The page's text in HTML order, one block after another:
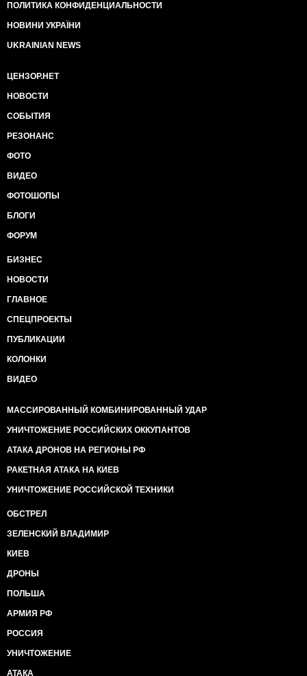
ПОЛИТИКА КОНФИДЕНЦИАЛЬНОСТИ
НОВИНИ УКРАЇНИ
UKRAINIAN NEWS
ЦЕНЗОР.НЕТ
НОВОСТИ
СОБЫТИЯ
РЕЗОНАНС
ФОТО
ВИДЕО
ФОТОШОПЫ
БЛОГИ
ФОРУМ
БИЗНЕС
НОВОСТИ
ГЛАВНОЕ
СПЕЦПРОЕКТЫ
ПУБЛИКАЦИИ
КОЛОНКИ
ВИДЕО
МАССИРОВАННЫЙ КОМБИНИРОВАННЫЙ УДАР
УНИЧТОЖЕНИЕ РОССИЙСКИХ ОККУПАНТОВ
АТАКА ДРОНОВ НА РЕГИОНЫ РФ
РАКЕТНАЯ АТАКА НА КИЕВ
УНИЧТОЖЕНИЕ РОССИЙСКОЙ ТЕХНИКИ
ОБСТРЕЛ
ЗЕЛЕНСКИЙ ВЛАДИМИР
КИЕВ
ДРОНЫ
ПОЛЬША
АРМИЯ РФ
РОССИЯ
УНИЧТОЖЕНИЕ
АТАКА